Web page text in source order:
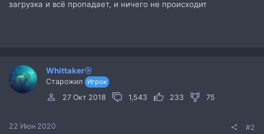
загрузка и всё пропадает, и ничего не происходит
Whittaker
Старожил Игрок
27 Окт 2018 1,543 233 75
22 Июн 2020 #2